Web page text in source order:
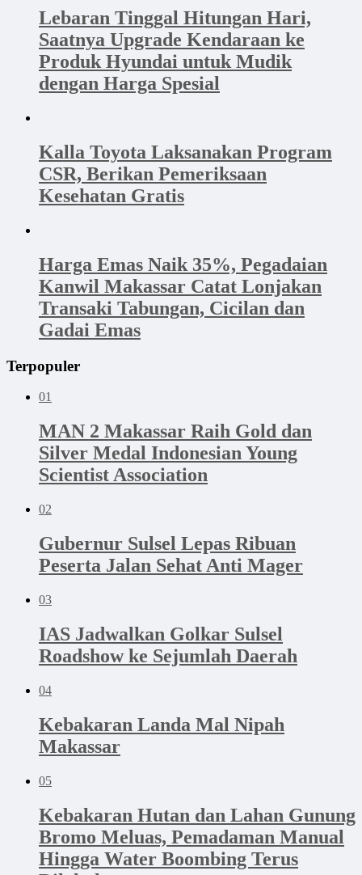
Lebaran Tinggal Hitungan Hari,
Saatnya Upgrade Kendaraan ke
Produk Hyundai untuk Mudik
dengan Harga Spesial
Kalla Toyota Laksanakan Program
CSR, Berikan Pemeriksaan
Kesehatan Gratis
Harga Emas Naik 35%, Pegadaian
Kanwil Makassar Catat Lonjakan
Transaki Tabungan, Cicilan dan
Gadai Emas
Terpopuler
01
MAN 2 Makassar Raih Gold dan
Silver Medal Indonesian Young
Scientist Association
02
Gubernur Sulsel Lepas Ribuan
Peserta Jalan Sehat Anti Mager
03
IAS Jadwalkan Golkar Sulsel
Roadshow ke Sejumlah Daerah
04
Kebakaran Landa Mal Nipah
Makassar
05
‎Kebakaran Hutan dan Lahan Gunung
Bromo Meluas, Pemadaman Manual
Hingga Water Boombing Terus